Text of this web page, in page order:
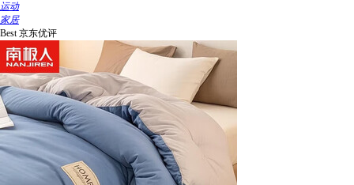
运动
家居
Best 京东优评